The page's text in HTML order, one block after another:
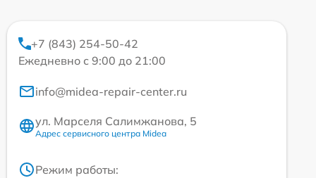
+7 (843) 254-50-42
Ежедневно с 9:00 до 21:00
info@midea-repair-center.ru
ул. Марселя Салимжанова, 5
Адрес сервисного центра Midea
Режим работы: